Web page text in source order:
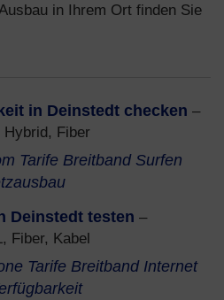
in Ihrem Ort finden Sie
in Deinstedt checken –
Hybrid, Fiber
Tarife Breitband Surfen
Deinstedt testen –
Fiber, Kabel
Tarife Breitband Internet